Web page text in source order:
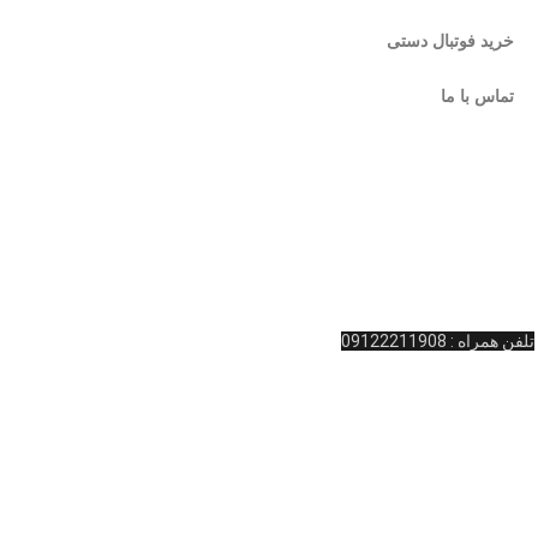
خرید فوتبال دستی
تماس با ما
تلفن همراه : 09122211908